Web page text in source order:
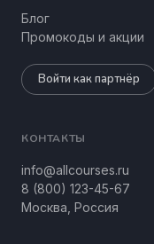
Блог
Промокоды и акции
Войти как партнёр
КОНТАКТЫ
info@allcourses.ru
8 (800) 123-45-67
Москва, Россия